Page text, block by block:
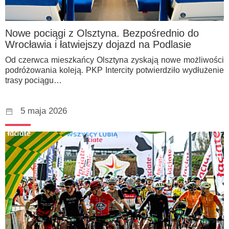
Nowe pociągi z Olsztyna. Bezpośrednio do
Wrocławia i łatwiejszy dojazd na Podlasie
Od czerwca mieszkańcy Olsztyna zyskają nowe możliwości
podróżowania koleją. PKP Intercity potwierdziło wydłużenie
trasy pociągu…
5 maja 2026